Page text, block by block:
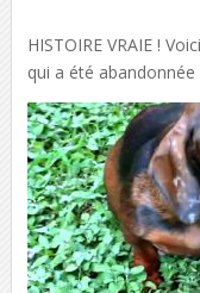
HISTOIRE VRAIE !
qui a été